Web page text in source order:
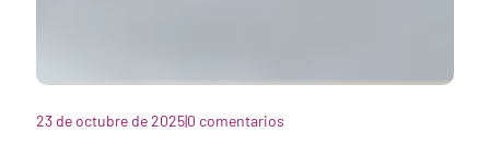
23 de octubre de 2025|0 comentarios